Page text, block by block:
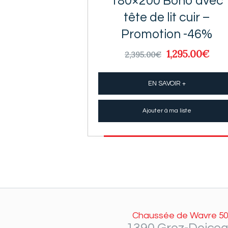
tête de lit cuir –
Promotion -46%
2,395.00€ Le
initial
était :
2,395.00€.
1,295.00€
EN SAVOIR +
Ajouter à ma liste
Chaussée de Wavre